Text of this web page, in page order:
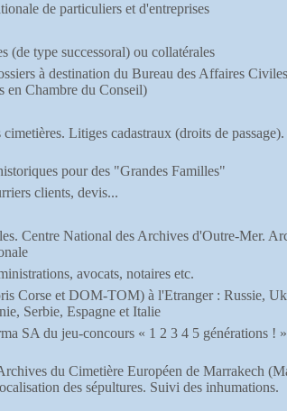
de particuliers et d'entreprises
(de type successoral) ou collatérales
à destination du Bureau des Affaires
en Chambre du Conseil)
Litiges cadastraux (droits de
pour des "Grandes Familles"
clients, devis...
Centre National des Archives d'Outre-Mer.
avocats, notaires etc.
Corse et DOM-TOM) à l'Etranger : Russie,
Serbie, Espagne et Italie
SA du jeu-concours « 1 2 3 4 5 générations !
du Cimetière Européen de Marrakech
des sépultures. Suivi des inhumations.